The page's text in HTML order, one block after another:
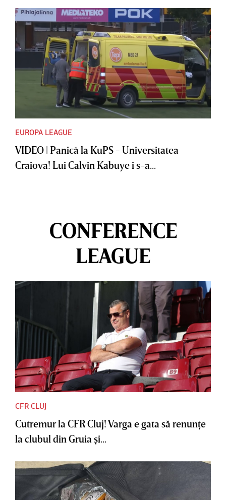
EUROPA LEAGUE
VIDEO | Panică la KuPS - Universitatea
Craiova! Lui Calvin Kabuye i s-a...
CONFERENCE
LEAGUE
CFR CLUJ
Cutremur la CFR Cluj! Varga e gata să renunţe
la clubul din Gruia şi...